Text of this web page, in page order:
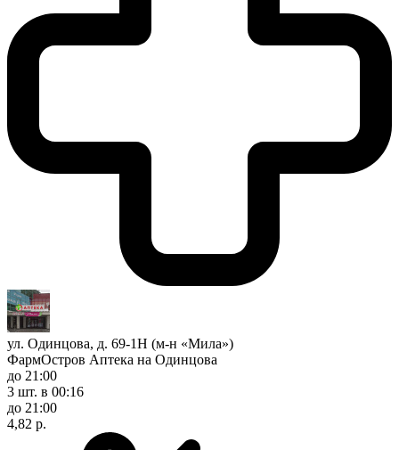
ул. Одинцова, д. 69-1Н (м-н «Мила»)
ФармОстров Аптека на Одинцова
до 21:00
3 шт. в 00:16
до 21:00
4,82 р.